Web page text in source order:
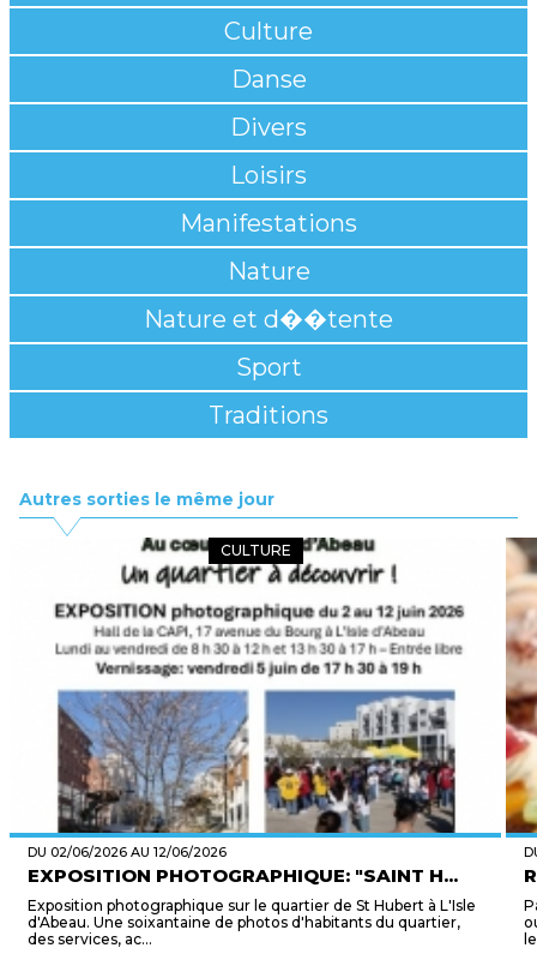
Culture
Danse
Divers
Loisirs
Manifestations
Nature
Nature et d��tente
Sport
Traditions
Autres sorties le même jour
CULTURE
DU 02/06/2026 AU 12/06/2026
EXPOSITION PHOTOGRAPHIQUE: "SAINT H...
Exposition photographique sur le quartier de St Hubert à L'Isle
d'Abeau. Une soixantaine de photos d'habitants du quartier,
des services, ac...